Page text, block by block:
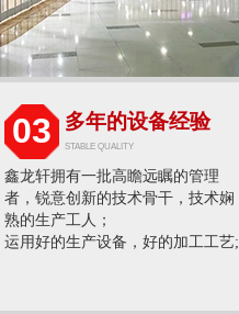
03 多年的设备经验
STABLE QUALITY
鑫龙轩拥有一批高瞻远瞩的管理
者，锐意创新的技术骨干，技术娴
熟的生产工人；
运用好的生产设备，好的加工工艺;